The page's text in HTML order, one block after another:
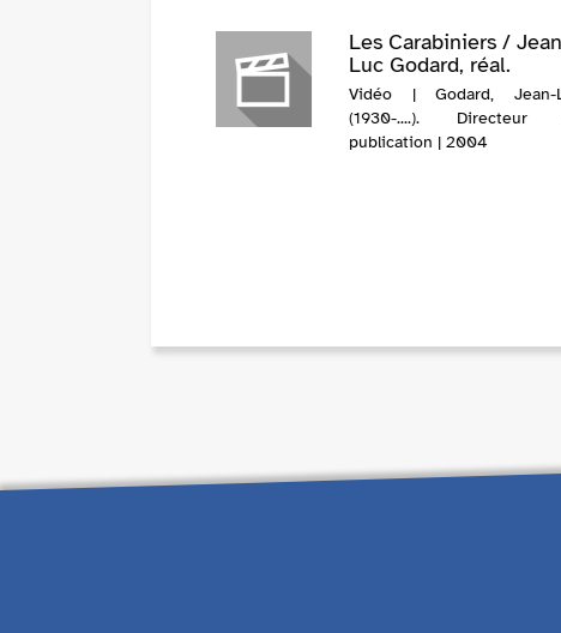
Les Carabiniers /
Luc Godard, réal.
Vidéo | Godard, Jean-
(1930-....). Directeur
publication | 2004